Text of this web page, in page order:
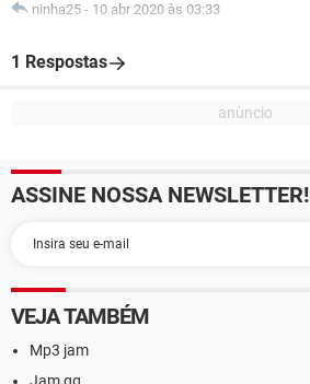
ninha25 - 10 abr 2020 às 03:33
1 Respostas
ASSINE NOSSA NEWSLETTER!
VEJA TAMBÉM
Mp3 jam